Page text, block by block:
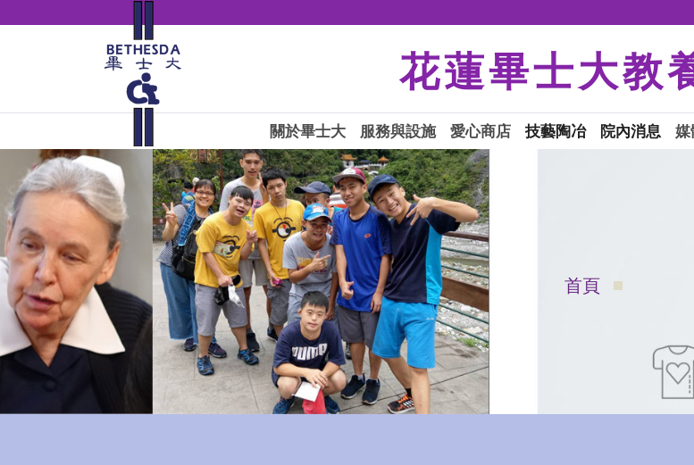
花蓮畢士大教
關於畢士大 服務與設施 愛心商店 技藝陶冶 院內消息 媒
首頁